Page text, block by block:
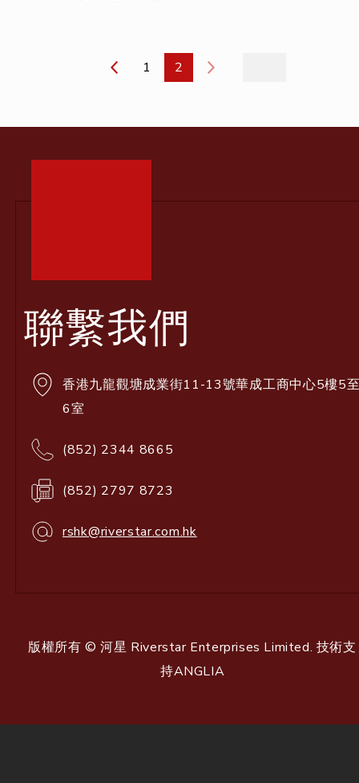
1 2
聯繫我們
香港九龍觀塘成業街11-13號華成工商中心5樓5
6室
(852) 2344 8665
(852) 2797 8723
rshk@riverstar.com.hk
版權所有 © 河星 Riverstar Enterprises Limited. 技術支
持ANGLIA